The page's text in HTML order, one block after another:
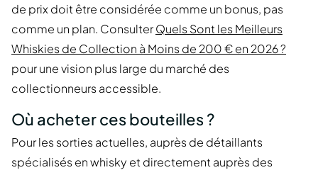
de prix doit être considérée comme un bonus, pas
comme un plan. ConsulterQuels Sont les Meilleurs
Whiskies de Collection à Moins de 200 € en 2026 ?
pour une vision plus large du marché des
collectionneurs accessible.
Où acheter ces bouteilles ?
Pour les sorties actuelles, auprès de détaillants
spécialisés en whisky et directement auprès des